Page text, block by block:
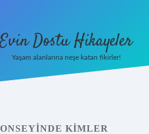
Evin Dostu Hikayeler
Yaşam alanlarına neşe katan fikirler!
KIMLER